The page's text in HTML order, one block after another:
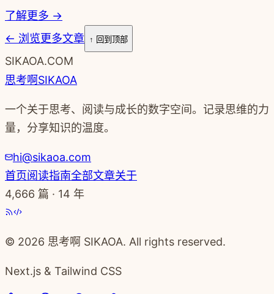
了解更多 →
← 浏览更多文章 ↑ 回到顶部
SIKAOA.COM
思考啊SIKAOA
一个关于思考、阅读与成长的数字空间。记录思维的力
量，分享知识的温度。
hi@sikaoa.com
首页阅读指南全部文章关于
4,666 篇 · 14 年
© 2026 思考啊 SIKAOA. All rights reserved.
Next.js & Tailwind CSS